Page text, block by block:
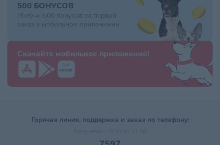
500 БОНУСОВ
Получи 500 бонусов за первый
заказ в мобильном приложении
Скачайте мобильное приложение!
Горячая линия, поддержка и заказ по телефону: